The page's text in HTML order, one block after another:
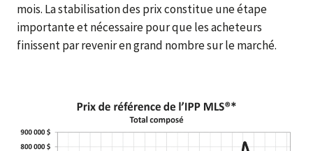
mois. La stabilisation des prix constitue une étape
importante et nécessaire pour que les acheteurs
finissent par revenir en grand nombre sur le marché.